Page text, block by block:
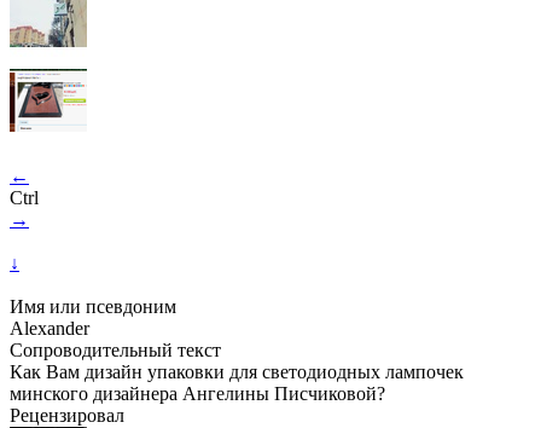
←
Ctrl
→
↓
Имя или псевдоним
Alexander
Сопроводительный текст
Как Вам дизайн упаковки для светодиодных лампочек
минского дизайнера Ангелины Писчиковой?
Рецензировал